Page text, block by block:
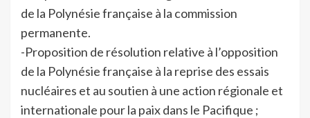
de la Polynésie française à la commission
permanente.
-Proposition de résolution relative à l’opposition
de la Polynésie française à la reprise des essais
nucléaires et au soutien à une action régionale et
internationale pour la paix dans le Pacifique ;